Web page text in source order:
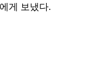
게 보냈다.